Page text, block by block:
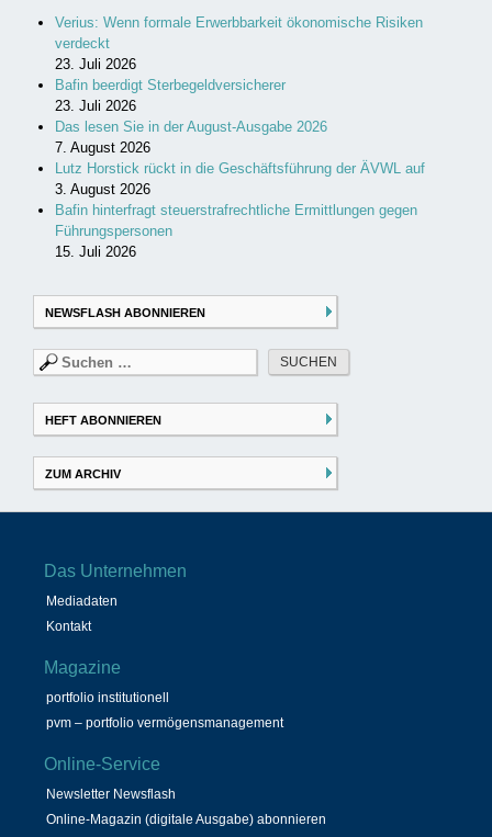
Verius: Wenn formale Erwerbbarkeit ökonomische Risiken
verdeckt
23. Juli 2026
Bafin beerdigt Sterbegeldversicherer
23. Juli 2026
Das lesen Sie in der August-Ausgabe 2026
7. August 2026
Lutz Horstick rückt in die Geschäftsführung der ÄVWL auf
3. August 2026
Bafin hinterfragt steuerstrafrechtliche Ermittlungen gegen
Führungspersonen
15. Juli 2026
NEWSFLASH ABONNIEREN
Suchen
nach:
HEFT ABONNIEREN
ZUM ARCHIV
Das Unternehmen
Mediadaten
Kontakt
Magazine
portfolio institutionell
pvm – portfolio vermögensmanagement
Online-Service
Newsletter Newsflash
Online-Magazin (digitale Ausgabe) abonnieren